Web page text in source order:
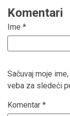
Komentari
Ime *
Sačuvaj moje
veba za sledeći
Komentar *